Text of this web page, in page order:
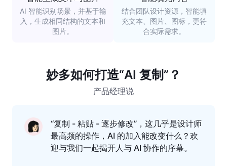
AI 智能识别场景，并基于输
入，生成相同结构的文本和
图片。
结合团队设计资源，智能填
充文本、图片、图标，更符
合实际需求。
妙多如何打造“AI 复制”？
产品经理说
“复制 - 粘贴 - 逐步修改”，这几乎是设计师
最高频的操作，AI 的加入能改变什么？欢
迎与我们一起揭开人与 AI 协作的序幕。